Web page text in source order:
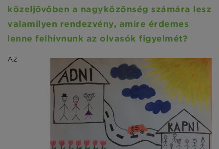
közeljövőben a nagyközönség számára lesz
valamilyen rendezvény, amire érdemes
lenne felhívnunk az olvasók figyelmét?
Az